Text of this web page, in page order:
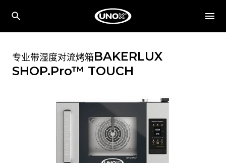
专业带湿度对流烤箱BAKERLUX
SHOP.Pro™ TOUCH